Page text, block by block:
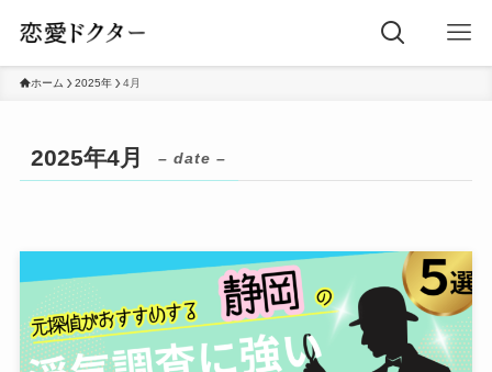
ホーム 2025年 4月
2025年4月 – date –